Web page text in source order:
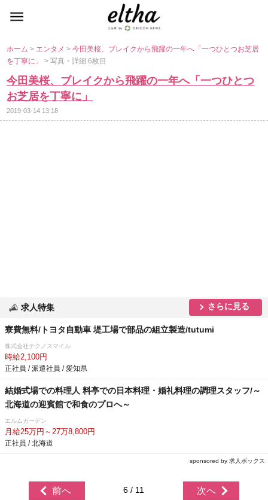
ホーム> エンタメ>今田美桜、ブレイクから飛躍の一年へ「一つひとつお芝居
を丁寧に」> 写真・詳細 6枚目
今田美桜、ブレイクから飛躍の一年へ「一つひとつ
お芝居を丁寧に」
2019-03-14 13:18
求人特集 さらに見る
寮費無料/トヨタ自動車 堤工場で部品の組立製造/tutumi
株式会社テクノスマイル
時給2,100円
正社員 / 派遣社員 / 愛知県
結婚式場での料理人 料亭での日本料理・婚礼料理の調理スタッフ/～
北海道の迎賓館で和食のプロへ～
エルムガーデン
月給25万円～27万8,800円
正社員 / 北海道
sponsored by 求人ボックス
前へ 6 / 11 次へ